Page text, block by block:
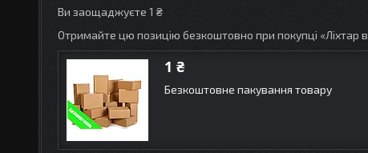
Ви заощаджуєте 1 ₴
Отримайте цю позицію безкоштовно при покупці «Ліхтар
1 ₴
Безкоштовне пакування товару